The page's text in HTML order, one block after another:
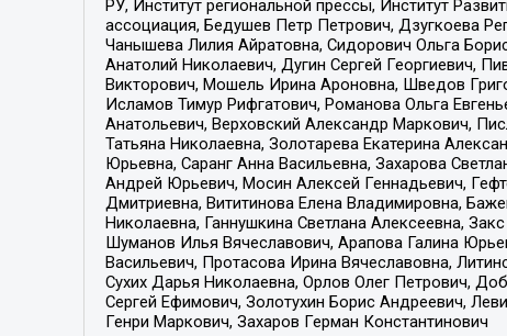
РУ, Институт региональной прессы, Институт
ассоциация, Бедушев Петр Петрович, Дзугкоева
Чанышева Лилия Айратовна, Сидорович Ольга
Анатолий Николаевич, Дугин Сергей Георгиевич,
Викторович, Мошель Ирина Ароновна, Шведов
Исламов Тимур Рифгатович, Романова Ольга
Анатольевич, Верховский Александр Маркович,
Татьяна Николаевна, Золотарева Екатерина
Юрьевна, Саранг Анна Васильевна, Захарова
Андрей Юрьевич, Мосин Алексей Геннадьевич,
Дмитриевна, Вититинова Елена Владимировна,
Николаевна, Ганнушкина Светлана Алексеевна,
Шуманов Илья Вячеславович, Арапова Галина
Васильевич, Протасова Ирина Вячеславовна,
Сухих Дарья Николаевна, Орлов Олег Петрович,
Сергей Ефимович, Золотухин Борис Андреевич,
Генри Маркович, Захаров Герман Константинович